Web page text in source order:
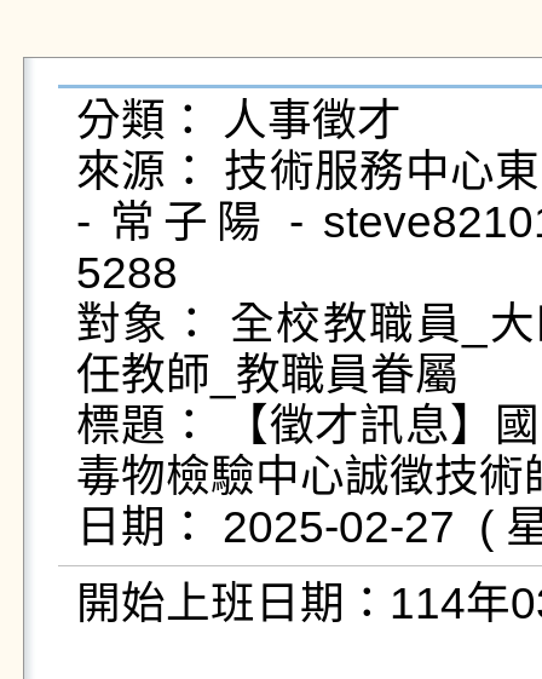
分類： 人事徵才
來源： 技術服務中心
- 常子陽 -
5288
對象： 全校教職員_
任教師_教職員眷屬
標題： 【徵才訊息】
毒物檢驗中心誠徵技術
開始上班日期：114年